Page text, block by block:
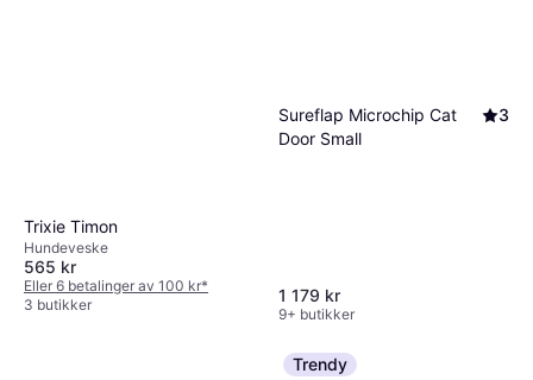
Trixie Timon
Hundeveske
565 kr
Eller 6 betalinger av 100 kr*
3 butikker
Sureflap Microchip Cat
Door Small
3
1 179 kr
9+ butikker
Trendy